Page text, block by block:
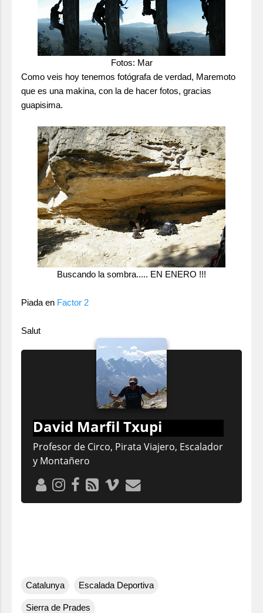
Fotos: Mar
Como veis hoy tenemos fotógrafa de verdad, Maremoto
que es una makina, con la de hacer fotos, gracias
guapisima.
Buscando la sombra..... EN ENERO !!!
Piada en Factor 2
Salut
David Marfil Txupi
Profesor de Circo, Pirata Viajero, Escalador
y Montañero
Catalunya Escalada Deportiva
Sierra de Prades